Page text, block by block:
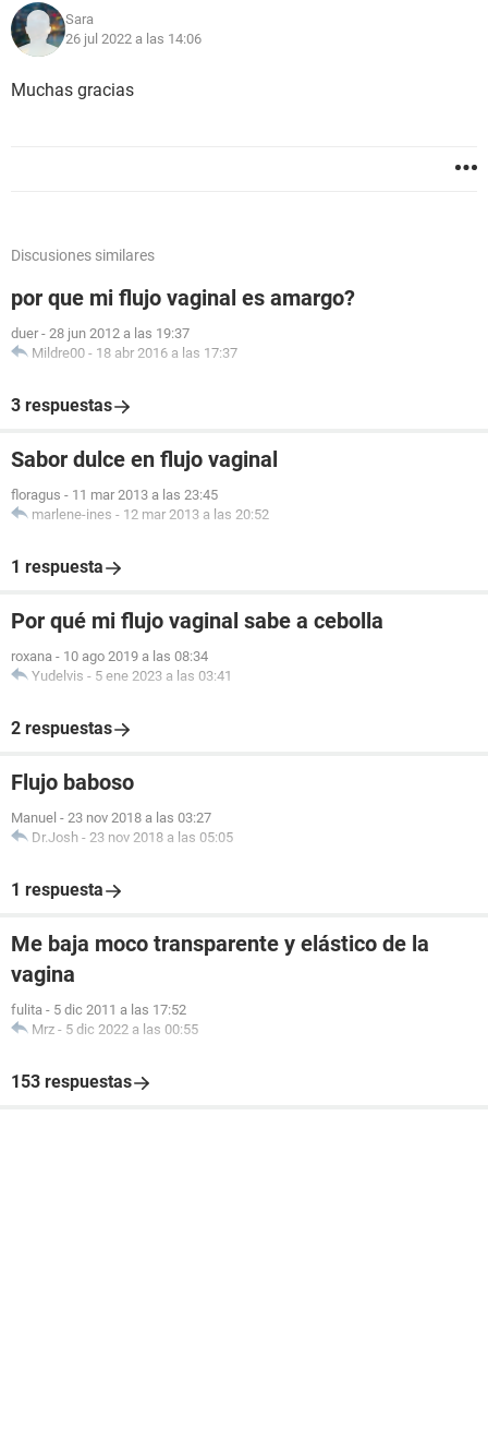
Sara
26 jul 2022 a las 14:06
Muchas gracias
Discusiones similares
por que mi flujo vaginal es amargo?
duer - 28 jun 2012 a las 19:37
Mildre00 - 18 abr 2016 a las 17:37
3 respuestas
Sabor dulce en flujo vaginal
floragus - 11 mar 2013 a las 23:45
marlene-ines - 12 mar 2013 a las 20:52
1 respuesta
Por qué mi flujo vaginal sabe a cebolla
roxana - 10 ago 2019 a las 08:34
Yudelvis - 5 ene 2023 a las 03:41
2 respuestas
Flujo baboso
Manuel - 23 nov 2018 a las 03:27
Dr.Josh - 23 nov 2018 a las 05:05
1 respuesta
Me baja moco transparente y elástico de la
vagina
fulita - 5 dic 2011 a las 17:52
Mrz - 5 dic 2022 a las 00:55
153 respuestas